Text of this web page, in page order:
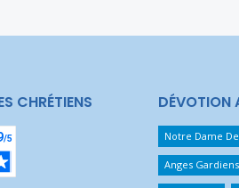
CHRÉTIENS DÉVOTION
Notre Dame
Anges Gardiens